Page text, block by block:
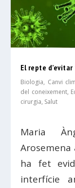
El repte
Biologia, Canvi
del coneixement,
cirurgia, Salut
Maria
Arosemena
ha fet
interfície